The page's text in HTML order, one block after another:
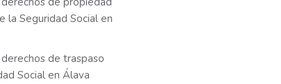
la Seguridad Social en
de traspaso
Social en Álava